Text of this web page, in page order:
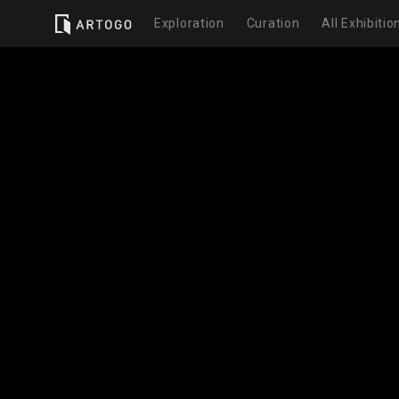
Exploration Curation All